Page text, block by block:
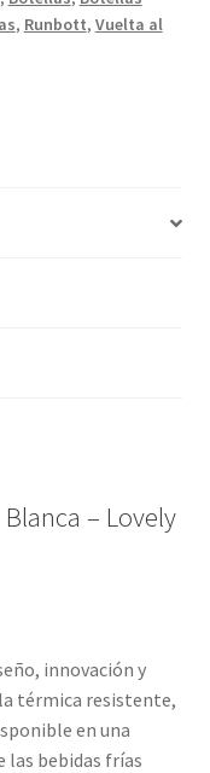
, Runbott, Vuelta al
– Lovely
innovación y
térmica resistente,
en una
las bebidas frías